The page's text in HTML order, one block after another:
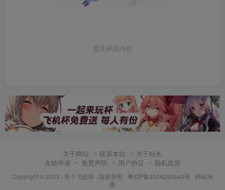
暂无评论内容
关于网站 联系本站
关于站长
友链申请
免责声明 用户协议 隐私政策
Copyright © 2023 · 有个飞机杯 · 版权所有 · 粤ICP备2024250540号 · 网站地
图